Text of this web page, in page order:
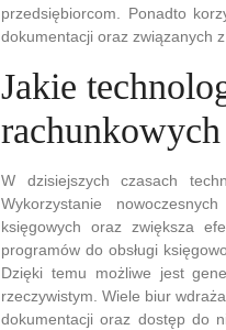
przedsiębiorcom. Ponadto
dokumentacji oraz związanych
Jakie
W dzisiejszych czasach
Wykorzystanie
księgowych oraz zwiększa
programów do obsługi
Dzięki temu możliwe jest
rzeczywistym. Wiele biur
dokumentacji oraz dostęp do